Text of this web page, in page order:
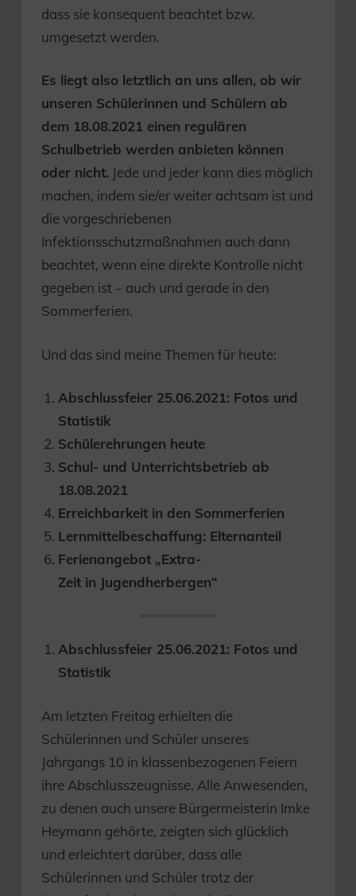
dass sie konsequent beachtet bzw.
umgesetzt werden.
Es liegt also letztlich an uns allen, ob wir
unseren Schülerinnen und Schülern ab
dem 18.08.2021 einen regulären
Schulbetrieb werden anbieten können
oder nicht. Jede und jeder kann dies möglich
machen, indem sie/er weiter achtsam ist und
die vorgeschriebenen
Infektionsschutzmaßnahmen auch dann
beachtet, wenn eine direkte Kontrolle nicht
gegeben ist – auch und gerade in den
Sommerferien.
Und das sind meine Themen für heute:
Abschlussfeier 25.06.2021: Fotos und
Statistik
Schülerehrungen heute
Schul- und Unterrichtsbetrieb ab
18.08.2021
Erreichbarkeit in den Sommerferien
Lernmittelbeschaffung: Elternanteil
Ferienangebot „Extra-
Zeit in Jugendherbergen“
Abschlussfeier 25.06.2021: Fotos und
Statistik
Am letzten Freitag erhielten die
Schülerinnen und Schüler unseres
Jahrgangs 10 in klassenbezogenen Feiern
ihre Abschlusszeugnisse. Alle Anwesenden,
zu denen auch unsere Bürgermeisterin Imke
Heymann gehörte, zeigten sich glücklich
und erleichtert darüber, dass alle
Schülerinnen und Schüler trotz der